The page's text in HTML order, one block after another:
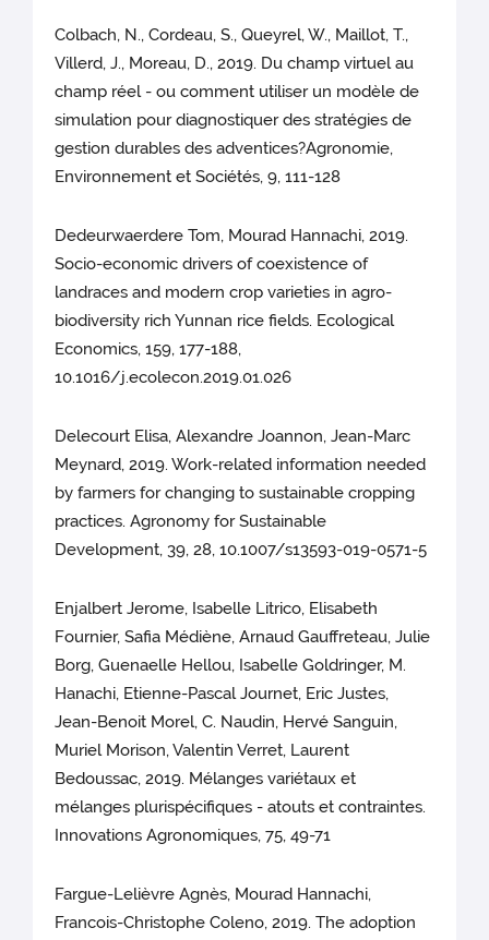
Colbach, N., Cordeau, S., Queyrel, W., Maillot, T.,
Villerd, J., Moreau, D., 2019. Du champ virtuel au
champ réel - ou comment utiliser un modèle de
simulation pour diagnostiquer des stratégies de
gestion durables des adventices?Agronomie,
Environnement et Sociétés, 9, 111-128
Dedeurwaerdere Tom, Mourad Hannachi, 2019.
Socio-economic drivers of coexistence of
landraces and modern crop varieties in agro-
biodiversity rich Yunnan rice fields. Ecological
Economics, 159, 177-188,
10.1016/j.ecolecon.2019.01.026
Delecourt Elisa, Alexandre Joannon, Jean-Marc
Meynard, 2019. Work-related information needed
by farmers for changing to sustainable cropping
practices. Agronomy for Sustainable
Development, 39, 28, 10.1007/s13593-019-0571-5
Enjalbert Jerome, Isabelle Litrico, Elisabeth
Fournier, Safia Médiène, Arnaud Gauffreteau, Julie
Borg, Guenaelle Hellou, Isabelle Goldringer, M.
Hanachi, Etienne-Pascal Journet, Eric Justes,
Jean-Benoit Morel, C. Naudin, Hervé Sanguin,
Muriel Morison, Valentin Verret, Laurent
Bedoussac, 2019. Mélanges variétaux et
mélanges plurispécifiques - atouts et contraintes.
Innovations Agronomiques, 75, 49-71
Fargue-Lelièvre Agnès, Mourad Hannachi,
Francois-Christophe Coleno, 2019. The adoption